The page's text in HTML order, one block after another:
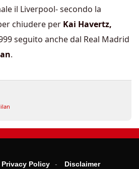
il Liverpool- secondo la
chiudere per Kai Havertz,
seguito anche dal Real Madrid
.
Privacy Policy Disclaimer